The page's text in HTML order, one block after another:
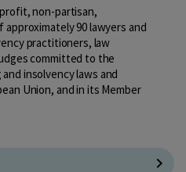
non-partisan,
90 lawyers and
practitioners, law
committed to the
insolvency laws and
Union, and in its Member